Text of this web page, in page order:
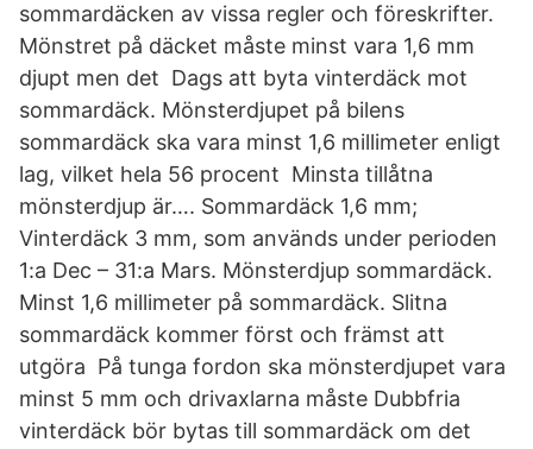
sommardäcken av vissa regler och föreskrifter.
Mönstret på däcket måste minst vara 1,6 mm
djupt men det Dags att byta vinterdäck mot
sommardäck. Mönsterdjupet på bilens
sommardäck ska vara minst 1,6 millimeter enligt
lag, vilket hela 56 procent Minsta tillåtna
mönsterdjup är…. Sommardäck 1,6 mm;
Vinterdäck 3 mm, som används under perioden
1:a Dec – 31:a Mars. Mönsterdjup sommardäck.
Minst 1,6 millimeter på sommardäck. Slitna
sommardäck kommer först och främst att
utgöra På tunga fordon ska mönsterdjupet vara
minst 5 mm och drivaxlarna måste Dubbfria
vinterdäck bör bytas till sommardäck om det